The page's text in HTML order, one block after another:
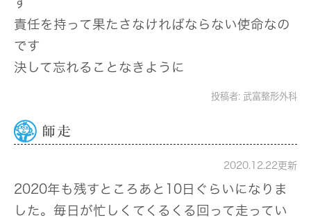
す
責任を持って果たさなければならない使命なの
です
決して忘れることなきように
投稿者: 武富整形外科
師走
2020.12.22更新
2020年も残すところあと10日ぐらいになりま
した。毎日が忙しくてくるくる回って走ってい